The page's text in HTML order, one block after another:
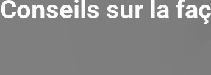
Conseils sur la